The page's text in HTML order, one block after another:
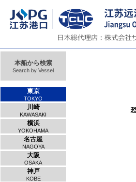
本船から検索
Search by Vessel
東京
TOKYO
川崎
KAWASAKI
横浜
YOKOHAMA
名古屋
NAGOYA
大阪
OSAKA
神戸
KOBE